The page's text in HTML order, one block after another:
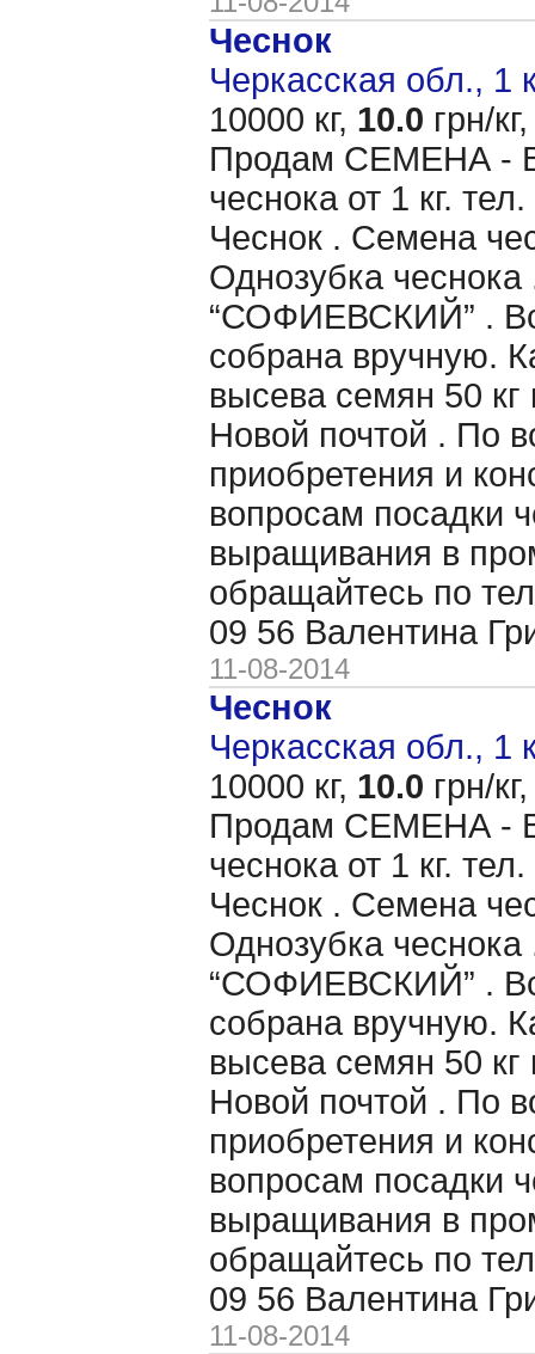
Чеснок
Черкасская обл., 1
10000 кг, 10.0 грн/кг,
Продам CЕМЕНА -
чеснока от 1 кг.
Чеснок . Семена
Однозубка чеснока
“СОФИЕВСКИЙ” .
собрана вручную.
высева семян 50 кг
Новой почтой . По
приобретения и
вопросам посадки
выращивания в
обращайтесь по
09 56 Валентина
11-08-2014
Чеснок
Черкасская обл., 1
10000 кг, 10.0 грн/кг,
Продам CЕМЕНА -
чеснока от 1 кг.
Чеснок . Семена
Однозубка чеснока
“СОФИЕВСКИЙ” .
собрана вручную.
высева семян 50 кг
Новой почтой . По
приобретения и
вопросам посадки
выращивания в
обращайтесь по
09 56 Валентина
11-08-2014